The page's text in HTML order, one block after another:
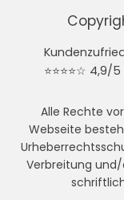
⭐⭐⭐⭐☆
Alle Rechte
Webseite
Verbreitung